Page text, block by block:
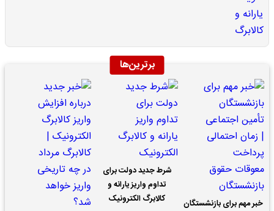
برترین‌ها
خبر مهم برای بازنشستگان
شرط جدید دولت برای
تداوم واریز یارانه و
کالابرگ الکترونیک